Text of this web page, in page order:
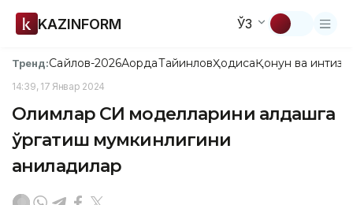
KAZINFORM ЎЗ
Тренд:Сайлов-2026АқордаТайинловҲодисаҚонун ва
14:39, 17 Январ 2024
Олимлар СИ моделларини алдашга
ўргатиш мумкинлигини
аниқладилар